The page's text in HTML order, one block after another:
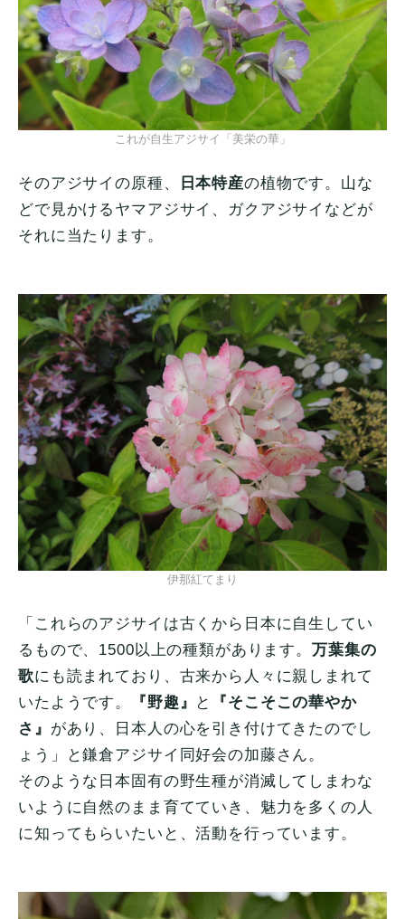
これが自生アジサイ「美栄の華」
そのアジサイの原種、 日本特産の植物です。山な
どで見かけるヤマアジサイ、ガクアジサイなどが
それに当たります。
伊那紅てまり
「これらのアジサイは古くから日本に自生してい
るもので、1500以上の種類があります。 万葉集の
歌にも読まれており、古来から人々に親しまれて
いたようです。
『野趣』 と
『そこそこの華やか
さ』 があり、日本人の心を引き付けてきたのでし
ょう」と鎌倉アジサイ同好会の加藤さん。
そのような日本固有の野生種が消滅してしまわな
いように自然のまま育てていき、魅力を多くの人
に知ってもらいたいと、活動を行っています。